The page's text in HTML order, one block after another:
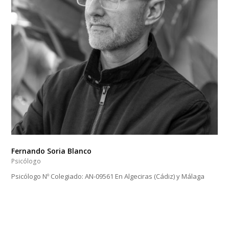
Fernando Soria Blanco
Psicólogo
Psicólogo Nº Colegiado: AN-09561 En Algeciras (Cádiz) y Málaga